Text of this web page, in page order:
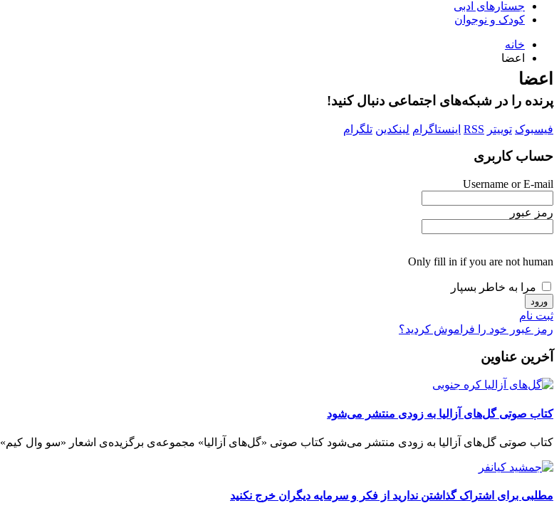
جستارهای ادبی
کودک و نوجوان
خانه
اعضا
اعضا
پرنده را در شبکه‌های اجتماعی دنبال کنید!
فیسبوک توییتر RSS اینستاگرام لینکدین تلگرام
حساب کاربری
Username or E-mail
رمز عبور
Only fill in if you are not human
مرا به خاطر بسپار
ثبت نام
رمز عبور خود را فراموش کردید؟
آخرین عناوین
کتاب صوتی گل‌های آزالیا به زودی منتشر می‌شود
کتاب صوتی گل‌های آزالیا به زودی منتشر می‌شود کتاب صوتی «گل‌های آزالیا» مجموعه‌ی برگزیده‌ی اشعار «سو وال
مطلبی برای اشتراک گذاشتن ندارید از فکر و سرمایه دیگران خرج نکنید